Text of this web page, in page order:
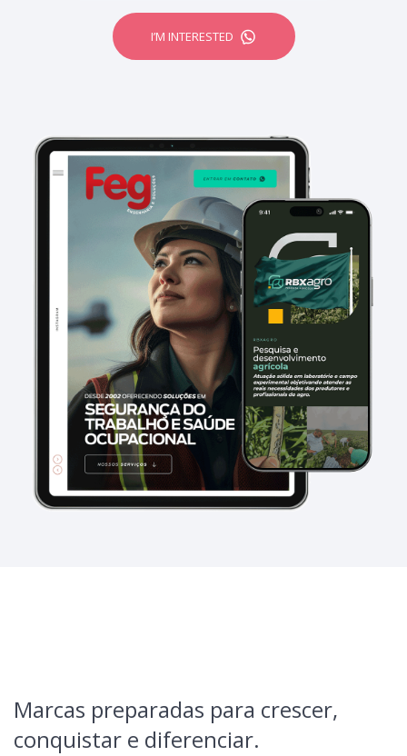
I’M INTERESTED
Marcas preparadas para crescer,
conquistar e diferenciar.